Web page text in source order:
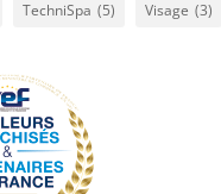
TechniSpa (5) Visage (3)